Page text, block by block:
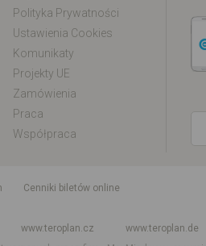
Polityka Prywatności
Ustawienia Cookies
Komunikaty
Projekty UE
Zamówienia
Praca
Współpraca
Cenniki biletów online
www.teroplan.cz
www.teroplan.de